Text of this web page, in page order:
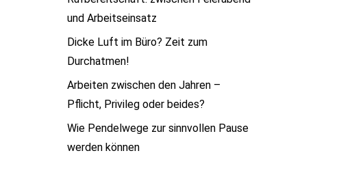
und Arbeitseinsatz
Dicke Luft im Büro? Zeit zum
Durchatmen!
Arbeiten zwischen den Jahren –
Pflicht, Privileg oder beides?
Wie Pendelwege zur sinnvollen Pause
werden können